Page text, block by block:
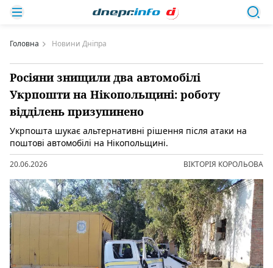
Головна Новини Дніпра
Росіяни знищили два автомобілі
Укрпошти на Нікопольщині: роботу
відділень призупинено
Укрпошта шукає альтернативні рішення після атаки на
поштові автомобілі на Нікопольщині.
20.06.2026 ВІКТОРІЯ КОРОЛЬОВА